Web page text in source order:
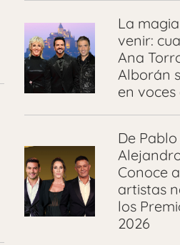
La
venir:
Ana
Alborán
en voces
De
Conoce
artistas
los
2026